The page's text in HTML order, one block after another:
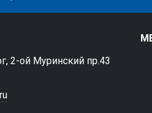
2-ой Муринский пр.43